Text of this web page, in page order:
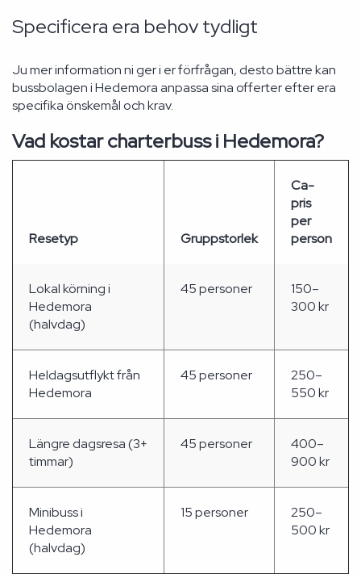
Specificera era behov tydligt
Ju mer information ni ger i er förfrågan, desto bättre kan
bussbolagen i Hedemora anpassa sina offerter efter era
specifika önskemål och krav.
Vad kostar charterbuss i Hedemora?
Resetyp Gruppstorlek
Ca-
pris
per
person
Lokal körning i
Hedemora
(halvdag)
45 personer
150–
300 kr
Heldagsutflykt från
Hedemora
45 personer
250–
550 kr
Längre dagsresa (3+
timmar)
45 personer
400–
900 kr
Minibuss i
Hedemora
(halvdag)
15 personer
250–
500 kr